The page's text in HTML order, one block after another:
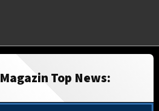
Top News: